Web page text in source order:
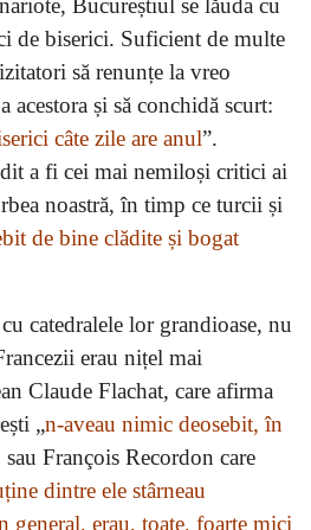
Bucureștiul se lăuda cu
de biserici. Suficient de multe
să renunțe la vreo
acestora și să conchidă scurt:
câte zile are anul”.
a fi cei mai nemiloși critici ai
noastră, în timp ce turcii și
de bine clădite și bogat
catedralele lor grandioase, nu
erau nițel mai
Claude Flachat, care afirma
„n-aveau nimic deosebit, în
sau François Recordon care
dintre ele stârneau
general, erau, toate, foarte mici